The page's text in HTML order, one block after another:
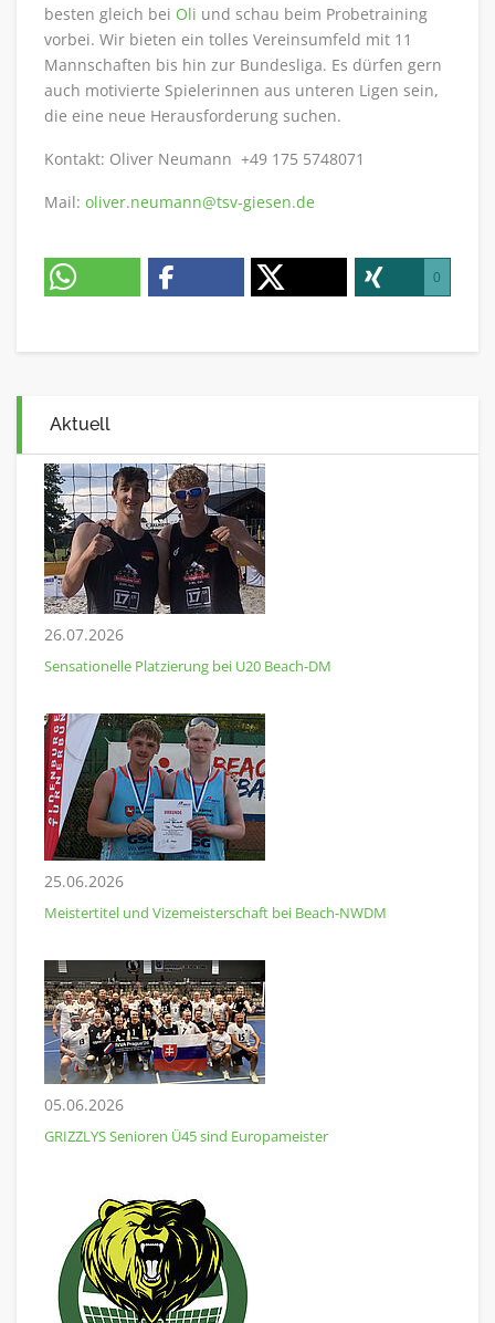
besten gleich bei Oli und schau beim Probetraining
vorbei. Wir bieten ein tolles Vereinsumfeld mit 11
Mannschaften bis hin zur Bundesliga. Es dürfen gern
auch motivierte Spielerinnen aus unteren Ligen sein,
die eine neue Herausforderung suchen.
Kontakt: Oliver Neumann +49 175 5748071
Mail: oliver.neumann@tsv-giesen.de
0
Aktuell
26.07.2026
Sensationelle Platzierung bei U20 Beach-DM
25.06.2026
Meistertitel und Vizemeisterschaft bei Beach-NWDM
05.06.2026
GRIZZLYS Senioren Ü45 sind Europameister